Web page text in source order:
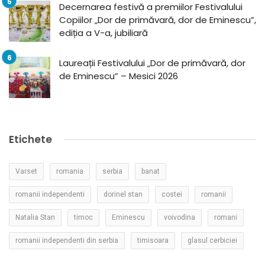
Decernarea festivă a premiilor Festivalului
Copiilor „Dor de primăvară, dor de Eminescu”,
ediția a V-a, jubiliară
Laureații Festivalului „Dor de primăvară, dor
de Eminescu” – Mesici 2026
Etichete
Varset romania serbia banat
romanii independenti dorinel stan costei romanii
Natalia Stan timoc Eminescu voivodina romani
romanii independenti din serbia timisoara glasul cerbiciei